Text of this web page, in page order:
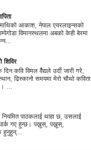
आकाश, नेपाल एयरलाइन्सको
विमानस्थलमा अबको केही बेरमा
शिविर
कवि विमल वैैद्यले उर्दी जारी गरे,
ढिस्कानो समयमा मेरो चौथो कविता
। ...
पाठकलाई थाहा छ, उसलाई
गए हुन्छ। पख्नूस्, पख्नूस्,
हुनुहुन्...